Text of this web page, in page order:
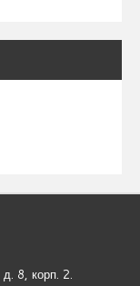
8, корп. 2.